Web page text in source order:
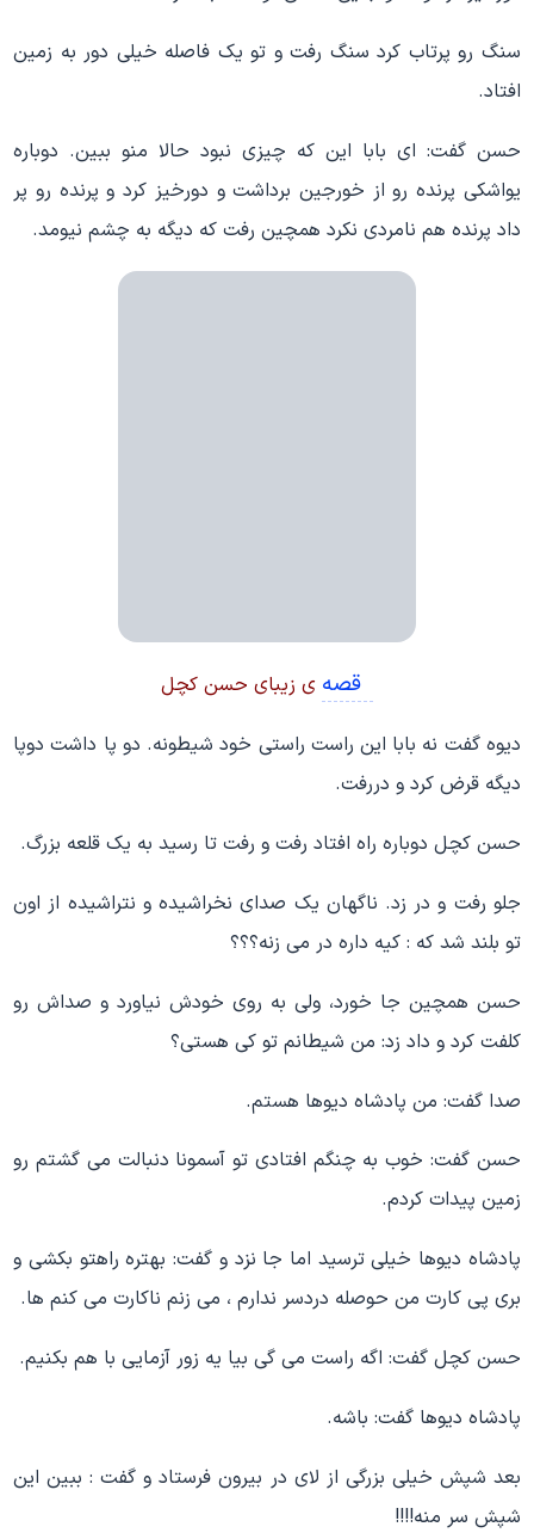
سنگ رو پرتاب کرد سنگ رفت و تو یک فاصله خیلی دور به زمین
افتاد.
حسن گفت: ای بابا این که چیزی نبود حالا منو ببین. دوباره
یواشکی پرنده رو از خورجین برداشت و دورخیز کرد و پرنده رو پر
داد پرنده هم نامردی نکرد همچین رفت که دیگه به چشم نیومد.
قصه ی زیبای حسن کچل
دیوه گفت نه بابا این راست راستی خود شیطونه. دو پا داشت دوپا
دیگه قرض کرد و دررفت.
حسن کچل دوباره راه افتاد رفت و رفت تا رسید به یک قلعه بزرگ.
جلو رفت و در زد. ناگهان یک صدای نخراشیده و نتراشیده از اون
تو بلند شد که : کیه داره در می زنه؟؟؟
حسن همچین جا خورد، ولی به روی خودش نیاورد و صداش رو
کلفت کرد و داد زد: من شیطانم تو کی هستی؟
صدا گفت: من پادشاه دیوها هستم.
حسن گفت: خوب به چنگم افتادی تو آسمونا دنبالت می گشتم رو
زمین پیدات کردم.
پادشاه دیوها خیلی ترسید اما جا نزد و گفت: بهتره راهتو بکشی و
بری پی کارت من حوصله دردسر ندارم ، می زنم ناکارت می کنم ها.
حسن کچل گفت: اگه راست می گی بیا یه زور آزمایی با هم بکنیم.
پادشاه دیوها گفت: باشه.
بعد شپش خیلی بزرگی از لای در بیرون فرستاد و گفت : ببین این
شپش سر منه!!!!